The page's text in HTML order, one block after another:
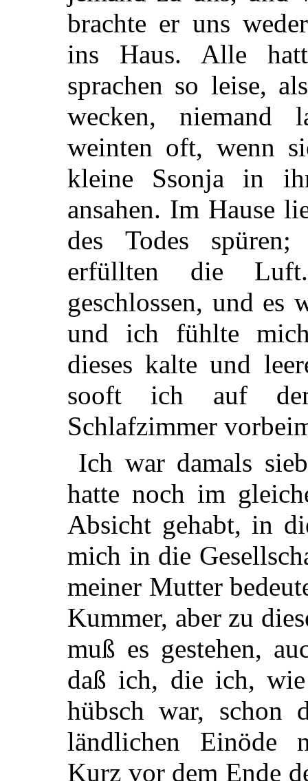
brachte er uns
ins Haus. Alle
sprachen so leise,
wecken, niemand
weinten oft, wenn
kleine Ssonja in
ansahen. Im Hause
des Todes spüren;
erfüllten die
geschlossen, und es
und ich fühlte
dieses kalte und
sooft ich auf
Schlafzimmer
Ich war damals
hatte noch im
Absicht gehabt, in
mich in die
meiner Mutter
Kummer, aber zu
muß es gestehen,
daß ich, die ich,
hübsch war, schon
ländlichen Einöde
Kurz vor dem Ende